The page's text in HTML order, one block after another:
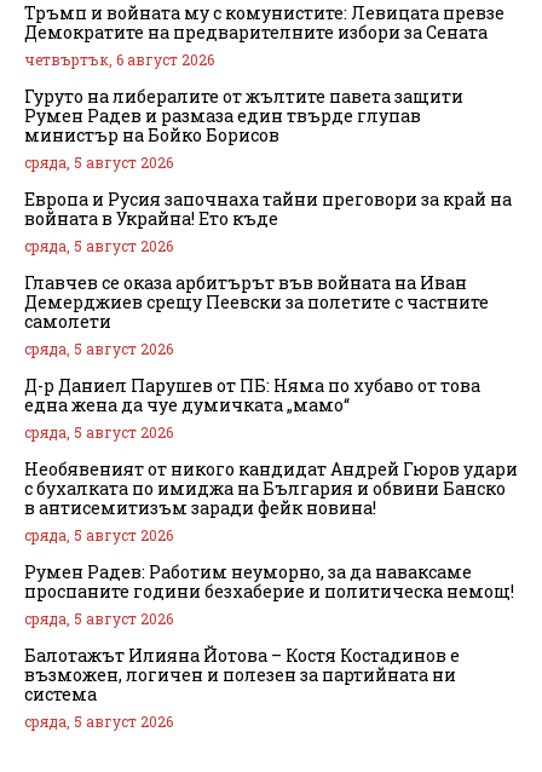
Тръмп и войната му с комунистите: Левицата превзе
Демократите на предварителните избори за Сената
четвъртък, 6 август 2026
Гуруто на либералите от жълтите павета защити
Румен Радев и размаза един твърде глупав
министър на Бойко Борисов
сряда, 5 август 2026
Европа и Русия започнаха тайни преговори за край на
войната в Украйна! Ето къде
сряда, 5 август 2026
Главчев се оказа арбитърът във войната на Иван
Демерджиев срещу Пеевски за полетите с частните
самолети
сряда, 5 август 2026
Д-р Даниел Парушев от ПБ: Няма по хубаво от това
една жена да чуе думичката „мамо“
сряда, 5 август 2026
Необявеният от никого кандидат Андрей Гюров удари
с бухалката по имиджа на България и обвини Банско
в антисемитизъм заради фейк новина!
сряда, 5 август 2026
Румен Радев: Работим неуморно, за да наваксаме
проспаните години безхаберие и политическа немощ!
сряда, 5 август 2026
Балотажът Илияна Йотова – Костя Костадинов е
възможен, логичен и полезен за партийната ни
система
сряда, 5 август 2026